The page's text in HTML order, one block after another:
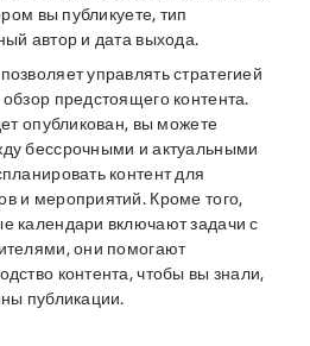
вы публикуете, тип
автор и дата выхода.
управлять стратегией
предстоящего контента.
опубликован, вы можете
бессрочными и актуальными
контент для
и мероприятий. Кроме того,
календари включают задачи с
они помогают
контента, чтобы вы знали,
публикации.